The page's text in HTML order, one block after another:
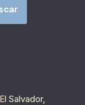
Salvador,